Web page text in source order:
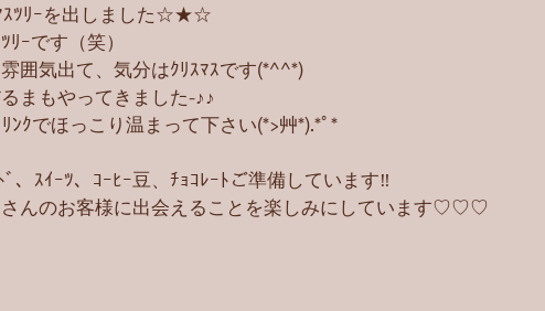
ｽﾂﾘｰを出しました☆★☆
ﾘｰです（笑）
囲気出て、気分はｸﾘｽﾏｽです(*^^*)
まもやってきました-♪♪
ﾝｸでほっこり温まって下さい(*>艸*).*ﾟ*
ﾞ、ｽｲｰﾂ、ｺｰﾋｰ豆、ﾁｮｺﾚｰﾄご準備しています‼︎
んのお客様に出会えることを楽しみにしています♡♡♡